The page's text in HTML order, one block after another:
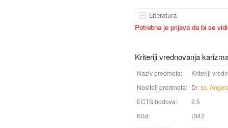
Literatura
Potrebna je prijava da bi se
Kriteriji vrednovanja
Naziv predmeta:
Kriteriji
Nositelj predmeta: Dr. sc.
ECTS bodova:
2.5
Kôd:
DI42